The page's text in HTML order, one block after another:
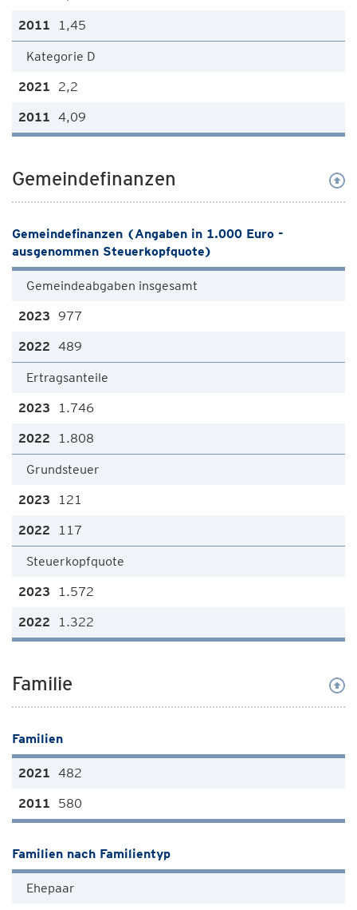
1,45
Kategorie D
2,2
4,09
Gemeindefinanzen
Gemeindefinanzen (Angaben in 1.000 Euro -
ausgenommen Steuerkopfquote)
Gemeindeabgaben insgesamt
977
489
Ertragsanteile
1.746
1.808
Grundsteuer
121
117
Steuerkopfquote
1.572
1.322
Familie
Familien
482
580
Familien nach Familientyp
Ehepaar